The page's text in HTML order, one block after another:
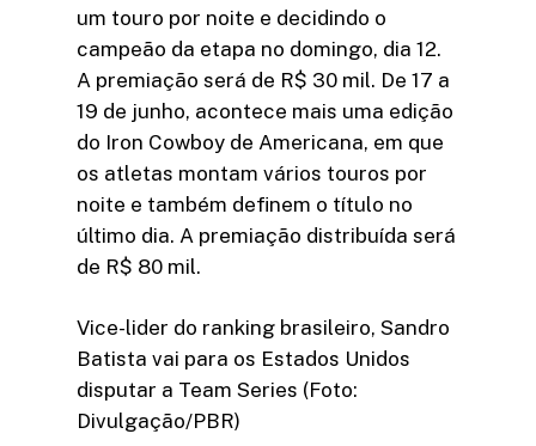
um touro por noite e decidindo o
campeão da etapa no domingo, dia 12.
A premiação será de R$ 30 mil. De 17 a
19 de junho, acontece mais uma edição
do Iron Cowboy de Americana, em que
os atletas montam vários touros por
noite e também definem o título no
último dia. A premiação distribuída será
de R$ 80 mil.
Vice-lider do ranking brasileiro, Sandro
Batista vai para os Estados Unidos
disputar a Team Series (Foto:
Divulgação/PBR)